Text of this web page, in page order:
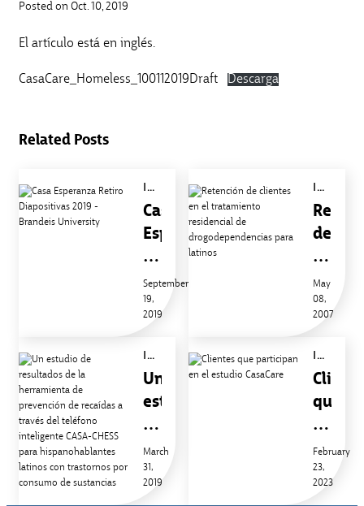
Posted on Oct. 10, 2019
El artículo está en inglés.
CasaCare_Homeless_100112019Draft Descarga
Related Posts
INFORMES DE INVESTIGACIÓN
Casa
Esperanza
Retiro
Diapositivas
2019
Brandeis
University
September
19,
2019
INFORMES DE INVESTIGACIÓN
de
en
el
de
May
08,
2007
INFORMES DE INVESTIGACIÓN
Un
estudio
de
resultados
de
March
31,
2019
INFORMES DE INVESTIGACIÓN
que
en
el
February
23,
2023